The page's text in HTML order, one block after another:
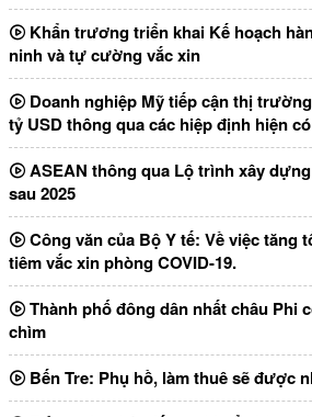
Khẩn trương triển khai Kế hoạch
ninh và tự cường vắc xin
Doanh nghiệp Mỹ tiếp cận thị
tỷ USD thông qua các hiệp định hiện có
ASEAN thông qua Lộ trình xây
sau 2025
Công văn của Bộ Y tế: Về việc tăng
tiêm vắc xin phòng COVID-19.
Thành phố đông dân nhất châu Phi
chìm
Bến Tre: Phụ hồ, làm thuê sẽ được